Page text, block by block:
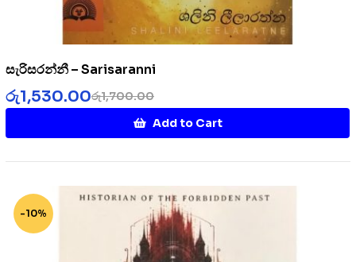
සැරිසරන්නී – Sarisaranni
රු1,700.00
රු1,530.00
Add to Cart
-10%